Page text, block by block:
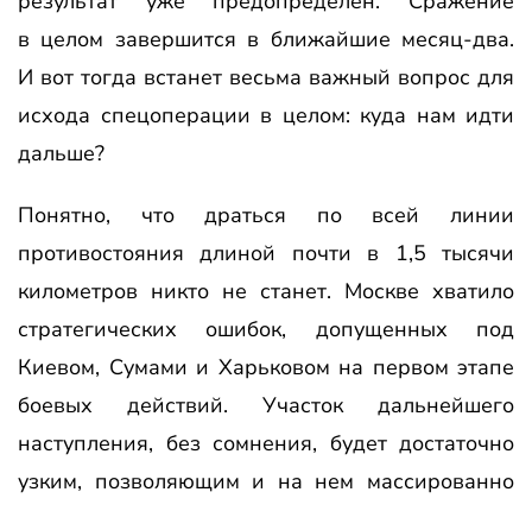
в целом завершится в ближайшие месяц-два.
И вот тогда встанет весьма важный вопрос для
исхода спецоперации в целом: куда нам идти
дальше?
Понятно, что драться по всей линии
противостояния длиной почти в 1,5 тысячи
километров никто не станет. Москве хватило
стратегических ошибок, допущенных под
Киевом, Сумами и Харьковом на первом этапе
боевых действий. Участок дальнейшего
наступления, без сомнения, будет достаточно
узким, позволяющим и на нем массированно